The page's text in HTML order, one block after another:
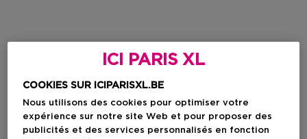
ICI PARIS XL
COOKIES SUR ICIPARISXL.BE
Nous utilisons des cookies pour optimiser votre
expérience sur notre site Web et pour proposer des
publicités et des services personnalisés en fonction